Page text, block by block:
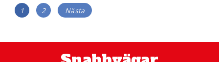
Inläggsnavigering
Sida
1 Sida
2 Nästa